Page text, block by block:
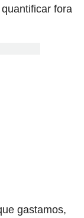
fora
gastamos,